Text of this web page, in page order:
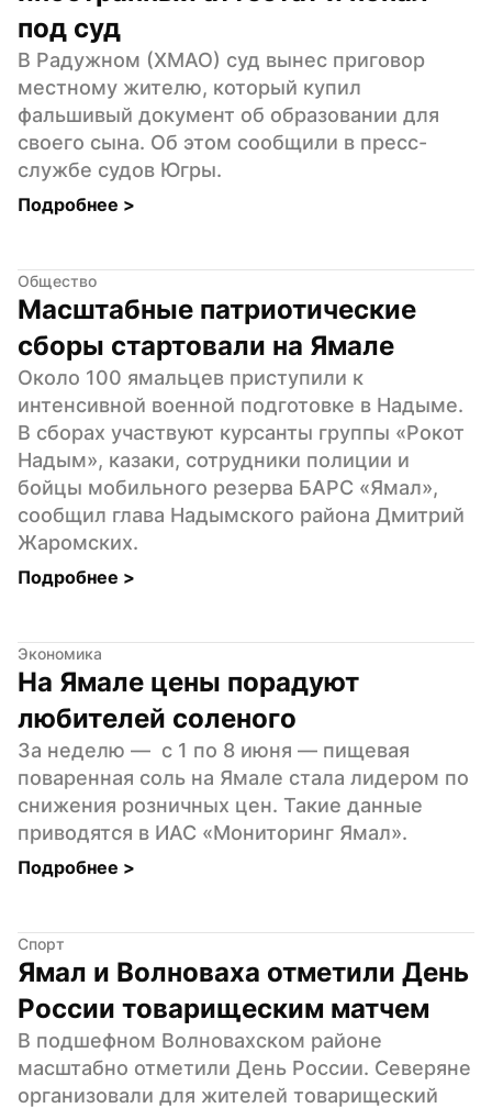
под суд
В Радужном (ХМАО) суд вынес приговор
местному жителю, который купил
фальшивый документ об образовании для
своего сына. Об этом сообщили в пресс-
службе судов Югры.
Подробнее >
Общество
Масштабные патриотические
сборы стартовали на Ямале
Около 100 ямальцев приступили к
интенсивной военной подготовке в Надыме.
В сборах участвуют курсанты группы «Рокот
Надым», казаки, сотрудники полиции и
бойцы мобильного резерва БАРС «Ямал»,
сообщил глава Надымского района Дмитрий
Жаромских.
Подробнее >
Экономика
На Ямале цены порадуют
любителей соленого
За неделю —  с 1 по 8 июня — пищевая
поваренная соль на Ямале стала лидером по
снижения розничных цен. Такие данные
приводятся в ИАС «Мониторинг Ямал».
Подробнее >
Спорт
Ямал и Волноваха отметили День
России товарищеским матчем
В подшефном Волновахском районе
масштабно отметили День России. Северяне
организовали для жителей товарищеский